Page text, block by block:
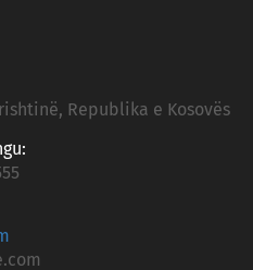
Republika e Kosovës